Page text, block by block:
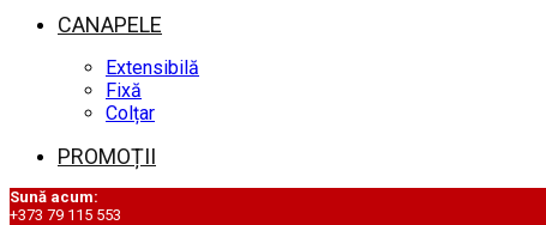
CANAPELE
Extensibilă
Fixă
Colțar
PROMOȚII
Sună acum:
+373 79 115 553